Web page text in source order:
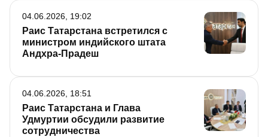
Раис Татарстана встретился с
министром индийского штата
Андхра-Прадеш
04.06.2026, 19:02
Раис Татарстана и Глава
Удмуртии обсудили развитие
сотрудничества
04.06.2026, 18:51